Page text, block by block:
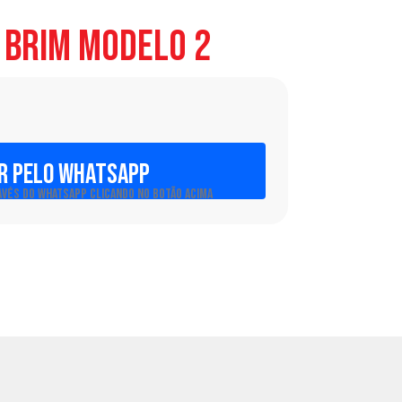
Modelo 2
PELO WHATSAPP
DO WHATSAPP CLICANDO NO BOTÃO ACIMA